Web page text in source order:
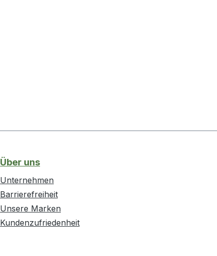
Über uns
Unternehmen
Barrierefreiheit
Unsere Marken
Kundenzufriedenheit